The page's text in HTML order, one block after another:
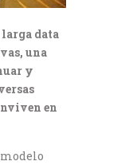
data
una
y
en